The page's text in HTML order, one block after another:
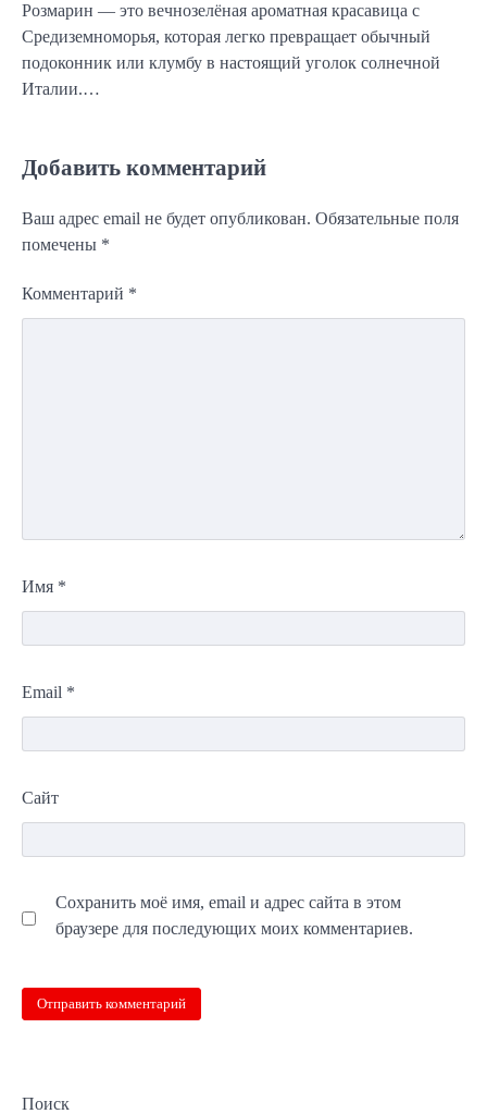
Розмарин — это вечнозелёная ароматная красавица с
Средиземноморья, которая легко превращает обычный
подоконник или клумбу в настоящий уголок солнечной
Италии.…
Добавить комментарий
Ваш адрес email не будет опубликован. Обязательные поля
помечены *
Комментарий *
Имя *
Email *
Сайт
Сохранить моё имя, email и адрес сайта в этом
браузере для последующих моих комментариев.
Поиск